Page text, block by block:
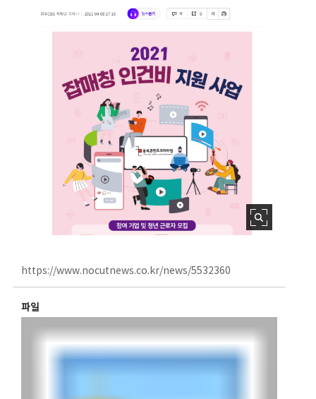
https://www.nocutnews.co.kr/news/5532360
파일